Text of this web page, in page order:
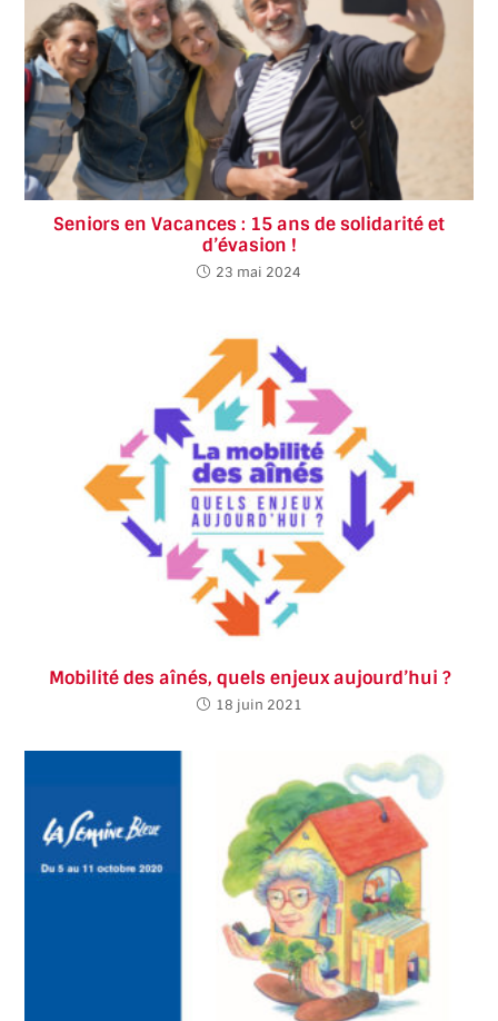
Seniors en Vacances : 15 ans de solidarité et
d’évasion !
23 mai 2024
Mobilité des aînés, quels enjeux aujourd’hui ?
18 juin 2021